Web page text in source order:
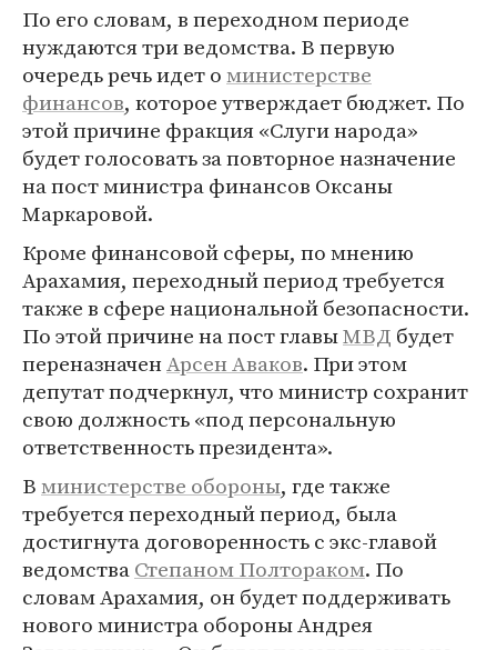
По его словам, в переходном периоде
нуждаются три ведомства. В первую
очередь речь идет оминистерстве
финансов, которое утверждает бюджет. По
этой причине фракция «Слуги народа»
будет голосовать за повторное назначение
на пост министра финансов Оксаны
Маркаровой.
Кроме финансовой сферы, по мнению
Арахамия, переходный период требуется
также в сфере национальной безопасности.
По этой причине на пост главыМВД будет
переназначенАрсен Аваков. При этом
депутат подчеркнул, что министр сохранит
свою должность «под персональную
ответственность президента».
Вминистерстве обороны, где также
требуется переходный период, была
достигнута договоренность с экс-главой
ведомстваСтепаном Полтораком. По
словам Арахамия, он будет поддерживать
нового министра обороны Андрея